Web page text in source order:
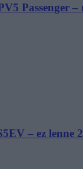
Passenger –
– ez lenne